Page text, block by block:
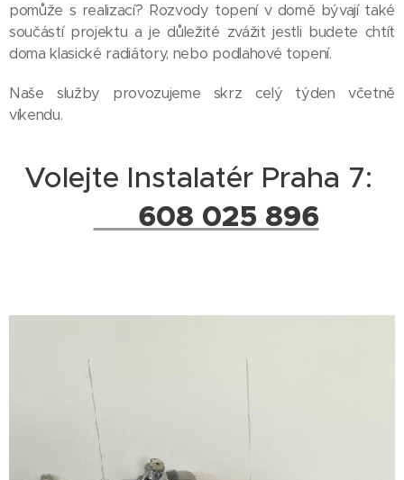
pomůže s realizací? Rozvody topení v domě bývají také
součástí projektu a je důležité zvážit jestli budete chtít
doma klasické radiátory, nebo podlahové topení.
Naše služby provozujeme skrz celý týden včetně
víkendu.
Volejte Instalatér Praha 7:
☎ 608 025 896